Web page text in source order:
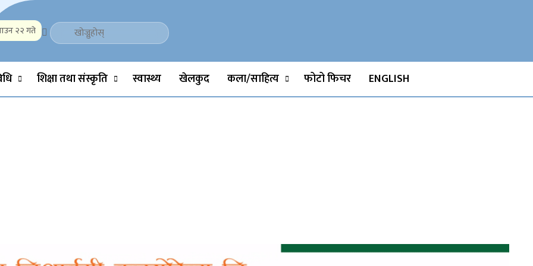
Science, Technology, Social, Media, Sports, Youth, Model Watch, Movies
२२ गते
शिक्षा तथा संस्कृति स्वास्थ्य खेलकुद कला/साहित्य फोटो फिचर ENGLISH